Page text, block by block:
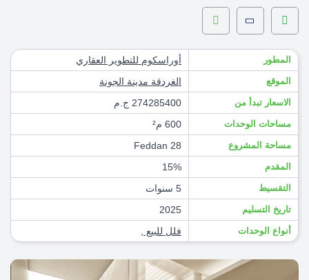
المطور أوراسكوم للتطوير العقاري
الموقع الغردقة مدينة الجونة
الاسعار تبدأ من 274285400 ج.م
مساحات الوحدات 600 م²
مساحة المشروع 28 Feddan
المقدم 15%
التقسيط 5 سنوات
تاريخ التسليم 2025
أنواع الوحدات فلل للبيع